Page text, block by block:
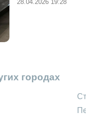
28.04.2026 19:28
городах